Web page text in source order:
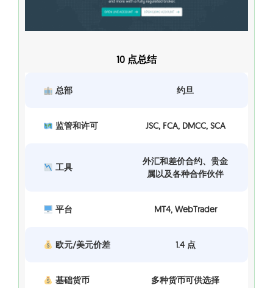
10 点总结
总部 约旦
监管和许可 JSC, FCA, DMCC, SCA
工具
外汇和差价合约、贵金
属以及各种合作伙伴
平台 MT4, WebTrader
欧元/美元价差 1.4 点
基础货币 多种货币可供选择